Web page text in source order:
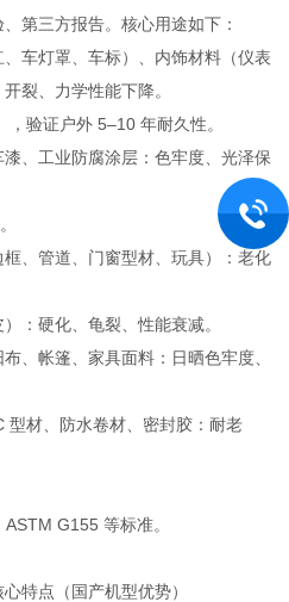
第三方报告。核心用途如下：
车灯罩、车标）、内饰材料（仪表
裂、力学性能下降。
验证户外 5–10 年耐久性。
、工业防腐涂层：色牢度、光泽保
、管道、门窗型材、玩具）：老化
：硬化、龟裂、性能衰减。
、帐篷、家具面料：日晒色牢度、
型材、防水卷材、密封胶：耐老
G155 等标准。
心特点（国产机型优势）